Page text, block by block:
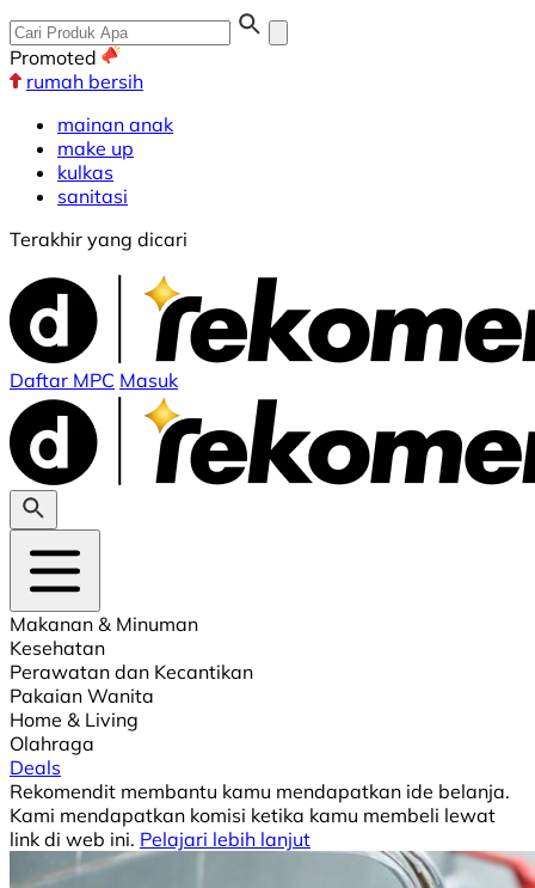
Promoted
rumah bersih
mainan anak
make up
kulkas
sanitasi
Terakhir yang dicari
Daftar MPC Masuk
Makanan & Minuman
Kesehatan
Perawatan dan Kecantikan
Pakaian Wanita
Home & Living
Olahraga
Deals
Rekomendit membantu kamu mendapatkan ide belanja.
Kami mendapatkan komisi ketika kamu membeli lewat
link di web ini. Pelajari lebih lanjut